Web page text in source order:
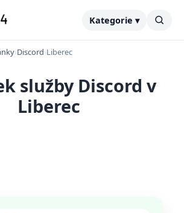
Kategorie ▾
›Discord›Liberec
služby Discord v
Liberec